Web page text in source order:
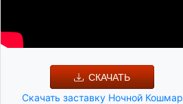
СКАЧАТЬ
Скачать заставку Ночной Кошмар